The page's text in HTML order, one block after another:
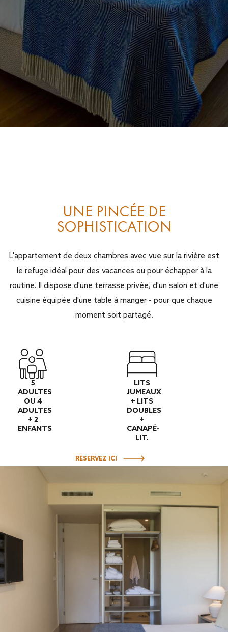
UNE PINCÉE DE
SOPHISTICATION
L'appartement de deux chambres avec vue sur la rivière est
le refuge idéal pour des vacances ou pour échapper à la
routine. Il dispose d'une terrasse privée, d'un salon et d'une
cuisine équipée d'une table à manger - pour que chaque
moment soit partagé.
5
ADULTES
OU 4
ADULTES
+ 2
ENFANTS
LITS
JUMEAUX
+ LITS
DOUBLES
+
CANAPÉ-
LIT.
RÉSERVEZ ICI